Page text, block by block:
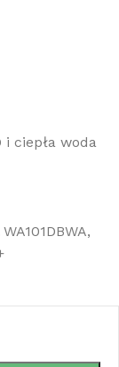
ciepła woda